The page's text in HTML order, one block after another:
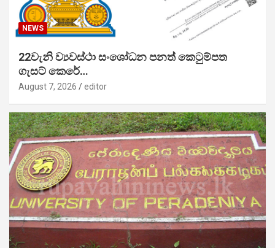
NEWS
22වැනි ව්‍යවස්ථා සංශෝධන පනත් කෙටුම්පත
ගැසට් කෙරේ…
August 7, 2026 editor